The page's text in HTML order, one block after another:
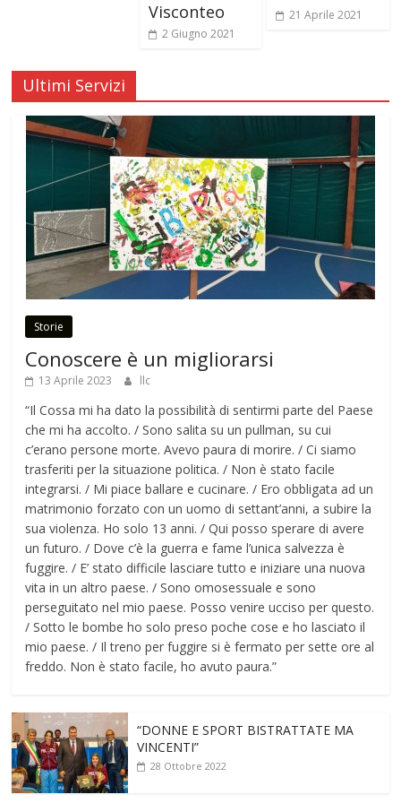
Visconteo
2 Giugno 2021
21 Aprile 2021
Ultimi Servizi
Storie
Conoscere è un migliorarsi
13 Aprile 2023 llc
“Il Cossa mi ha dato la possibilità di sentirmi parte del Paese
che mi ha accolto. / Sono salita su un pullman, su cui
c’erano persone morte. Avevo paura di morire. / Ci siamo
trasferiti per la situazione politica. / Non è stato facile
integrarsi. / Mi piace ballare e cucinare. / Ero obbligata ad un
matrimonio forzato con un uomo di settant’anni, a subire la
sua violenza. Ho solo 13 anni. / Qui posso sperare di avere
un futuro. / Dove c’è la guerra e fame l’unica salvezza è
fuggire. / E’ stato difficile lasciare tutto e iniziare una nuova
vita in un altro paese. / Sono omosessuale e sono
perseguitato nel mio paese. Posso venire ucciso per questo.
/ Sotto le bombe ho solo preso poche cose e ho lasciato il
mio paese. / Il treno per fuggire si è fermato per sette ore al
freddo. Non è stato facile, ho avuto paura.”
“DONNE E SPORT BISTRATTATE MA
VINCENTI”
28 Ottobre 2022